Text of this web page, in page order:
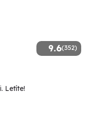
9.6(352)
Letíte!